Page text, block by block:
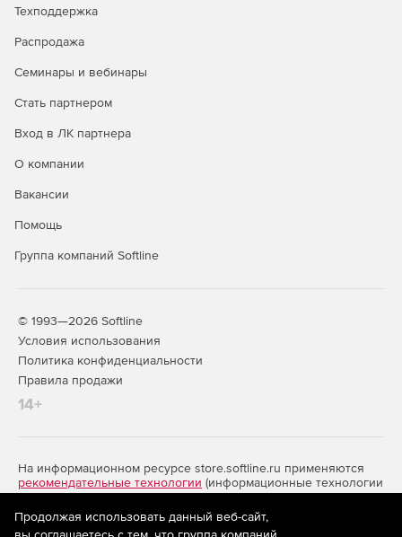
Техподдержка
Распродажа
Семинары и вебинары
Стать партнером
Вход в ЛК партнера
О компании
Вакансии
Помощь
Группа компаний Softline
© 1993—2026 Softline
Условия использования
Политика конфиденциальности
Правила продажи
14+
На информационном ресурсе store.softline.ru применяются
рекомендательные технологии (информационные технологии
предоставления информации на основе сбора,
систематизации и анализа сведений, относящихся к
предпочтениям пользователей сети «Интернет»,
Продолжая использовать данный веб-сайт,